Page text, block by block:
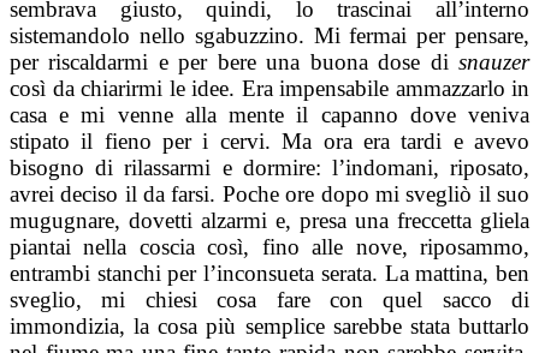
sembrava giusto, quindi, lo trascinai all’interno
sistemandolo nello sgabuzzino. Mi fermai per pensare,
per riscaldarmi e per bere una buona dose di snauzer
così da chiarirmi le idee. Era impensabile ammazzarlo in
casa e mi venne alla mente il capanno dove veniva
stipato il fieno per i cervi. Ma ora era tardi e avevo
bisogno di rilassarmi e dormire: l’indomani, riposato,
avrei deciso il da farsi. Poche ore dopo mi svegliò il suo
mugugnare, dovetti alzarmi e, presa una freccetta gliela
piantai nella coscia così, fino alle nove, riposammo,
entrambi stanchi per l’inconsueta serata. La mattina, ben
sveglio, mi chiesi cosa fare con quel sacco di
immondizia, la cosa più semplice sarebbe stata buttarlo